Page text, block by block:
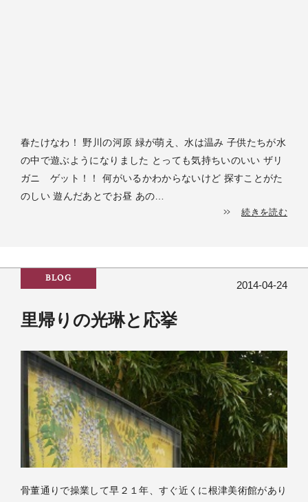
春たけなわ！ 野川の河原 緑が萌え、水は温み 子供たちが水
の中で遊ぶようになりました とっても気持ちいのいい ザリ
ガニ ゲット！！ 何がいるかわからないけど 探すことがた
のしい 遊んだあとでお昼 あの…
続きを読む
BLOG
2014-04-24
里帰りの光琳と応挙
骨董通りで操業して早２１年、すぐ近くに根津美術館があり